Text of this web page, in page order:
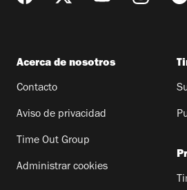
Acerca de nosotros
Contacto
Aviso de privacidad
Time Out Group
Administrar cookies